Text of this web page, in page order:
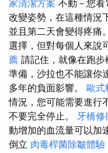
家清潔方案 不動－您看
改變姿勢，在這種情況
並且第二天會變得疼痛
選擇，但對每個人來說
薦 請記住，就像在跑
準備，沙拉也不能讓你
多年的負面影響。 歐式
情況，您可能需要進行
不要完全停止。 牙橋修
動增加的血流量可以加
倒立 肉毒桿菌除皺體驗